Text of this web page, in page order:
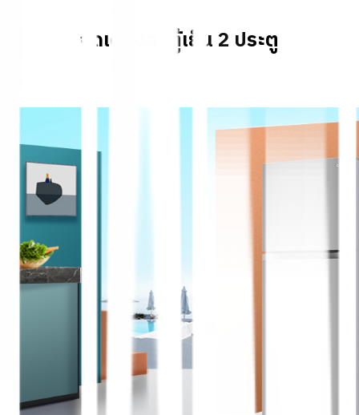
จุดเด่นของตู้เย็น 2 ประตู